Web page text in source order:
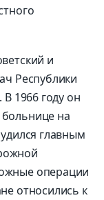
и
Республики
1966 году он
на
главным
операции
относились к